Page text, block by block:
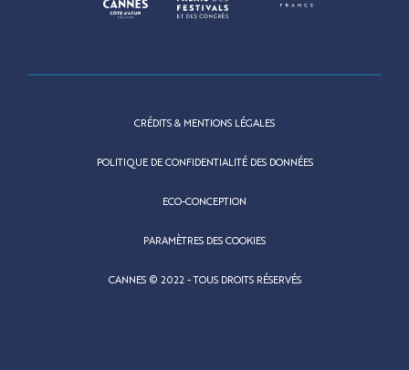
CRÉDITS & MENTIONS LÉGALES
POLITIQUE DE CONFIDENTIALITÉ DES DONNÉES
ECO-CONCEPTION
PARAMÈTRES DES COOKIES
CANNES © 2022 - TOUS DROITS RÉSERVÉS